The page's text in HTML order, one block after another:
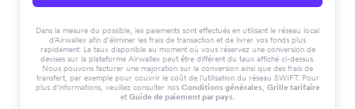
Dans la mesure du possible, les paiements sont effectués en utilisant le réseau local
d'Airwallex afin d'éliminer les frais de transaction et de livrer vos fonds plus
rapidement. Le taux disponible au moment où vous réservez une conversion de
devises sur la plateforme Airwallex peut être différent du taux affiché ci-dessus.
Nous pouvons facturer une majoration sur la conversion ainsi que des frais de
transfert, par exemple pour couvrir le coût de l'utilisation du réseau SWIFT. Pour
plus d'informations, veuillez consulter nos Conditions générales, Grille tarifaire
et Guide de paiement par pays.